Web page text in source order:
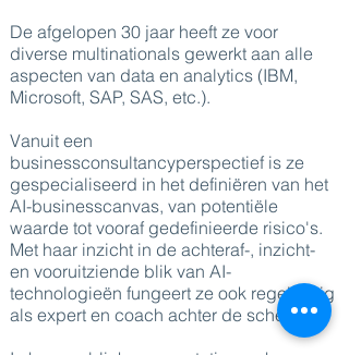
De afgelopen 30 jaar heeft ze voor
diverse multinationals gewerkt aan alle
aspecten van data en analytics (IBM,
Microsoft, SAP, SAS, etc.).
Vanuit een
businessconsultancyperspectief is ze
gespecialiseerd in het definiëren van het
AI-businesscanvas, van potentiële
waarde tot vooraf gedefinieerde risico's.
Met haar inzicht in de achteraf-, inzicht-
en vooruitziende blik van AI-
technologieën fungeert ze ook regelmatig
als expert en coach achter de schermen.